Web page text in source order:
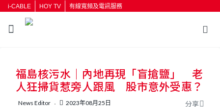
i-CABLE HOY TV 有線寬頻及電訊服務
按輸入鍵開始搜尋
福島核污水｜內地再現「盲搶鹽」 老
人狂掃貨惹旁人跟風 股市意外受惠？
News Editor 2023年08月25日 分享